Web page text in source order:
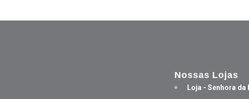
Nossas Lojas
Loja - Senhora da